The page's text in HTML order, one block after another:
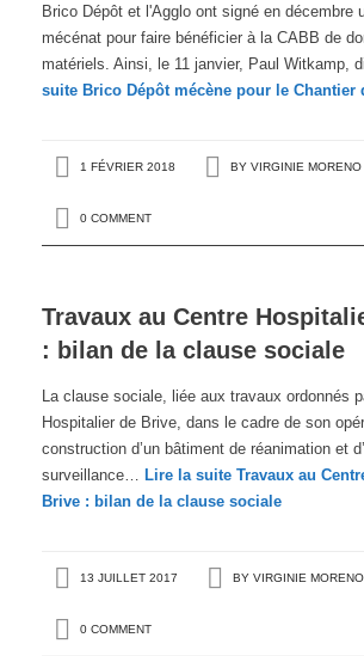
Brico Dépôt et l'Agglo ont signé en décembre
mécénat pour faire bénéficier à la CABB de
matériels. Ainsi, le 11 janvier, Paul Witkamp,
suiteBrico Dépôt mécène pour le Chantier
1 FÉVRIER 2018 BY VIRGINIE MORENO
0 COMMENT
Travaux au Centre
: bilan de la clause sociale
La clause sociale, liée aux travaux ordonnés
Hospitalier de Brive, dans le cadre de son
construction d’un bâtiment de réanimation et
surveillance… Lire la suiteTravaux au
Brive : bilan de la clause sociale
13 JUILLET 2017 BY VIRGINIE MORENO
0 COMMENT